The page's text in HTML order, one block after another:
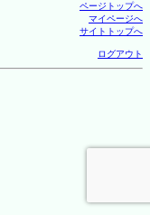
ページトップへ
マイページへ
サイトトップへ
ログアウト